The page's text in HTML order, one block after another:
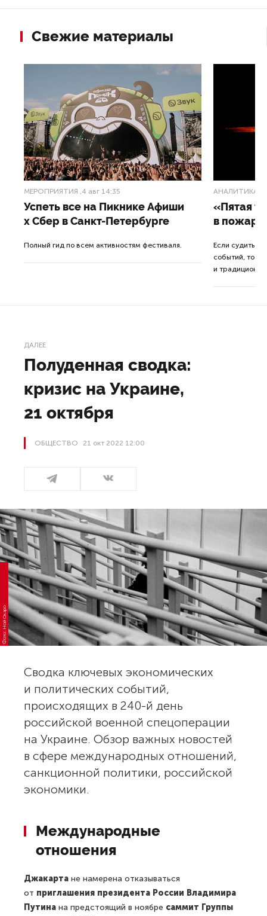
Свежие материалы
МЕРОПРИЯТИЯ ,4 авг 14:35
Успеть все на Пикнике Афиши
x Сбер в Санкт-Петербурге
Полный гид по всем активностям фестиваля.
АНАЛИТИКА
«Пятая
в
Если судить
событий, то
и
ДАЛЕЕ
Полуденная сводка:
кризис на Украине,
21 октября
ОБЩЕСТВО 21 окт 2022 12:00
Фото: Ной Окаро
Сводка ключевых экономических
и политических событий,
происходящих в 240-й день
российской военной спецоперации
на Украине. Обзор важных новостей
в сфере международных отношений,
санкционной политики, российской
экономики.
Международные
отношения
Джакарта не намерена отказываться
от приглашения президента России Владимира
Путина на предстоящий в ноябре саммит Группы